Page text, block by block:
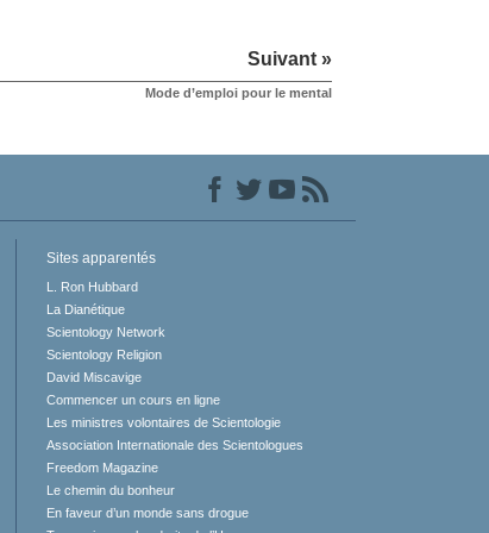
Suivant »
Mode d’emploi pour le mental
Sites apparentés
L. Ron Hubbard
La Dianétique
Scientology Network
Scientology Religion
David Miscavige
Commencer un cours en ligne
Les ministres volontaires de Scientologie
Association Internationale des Scientologues
Freedom Magazine
Le chemin du bonheur
En faveur d’un monde sans drogue